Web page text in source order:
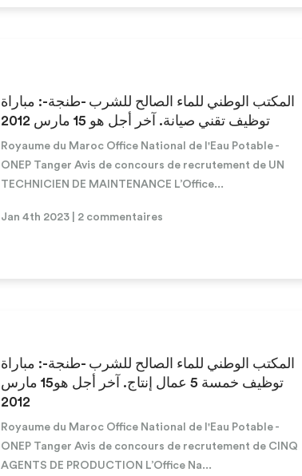
المكتب الوطني للماء الصالح للشرب -طنجة-: مباراة
توظيف تقني صيانة. آخر أجل هو 15 مارس 2012
Royaume du Maroc Office National de l'Eau Potable -
ONEP Tanger Avis de concours de recrutement de UN
TECHNICIEN DE MAINTENANCE L’Office...
Jan 4th 2023 | 2 commentaires
المكتب الوطني للماء الصالح للشرب -طنجة-: مباراة
توظيف خمسة 5 عمال إنتاج. آخر أجل هو15 مارس
2012
Royaume du Maroc Office National de l'Eau Potable -
ONEP Tanger Avis de concours de recrutement de CINQ
AGENTS DE PRODUCTION L’Office Na...